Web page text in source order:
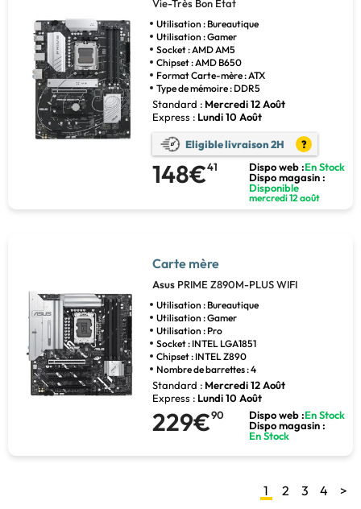
Vie-Très Bon Etat
Utilisation : Bureautique
Utilisation : Gamer
Socket : AMD AM5
Chipset : AMD B650
Format Carte-mère : ATX
Type de mémoire : DDR5
Standard : Mercredi 12 Août
Express : Lundi 10 Août
Eligible livraison 2H ?
148€41 Dispo web :En Stock
Dispo magasin :
Disponible
mercredi 12 août
Carte mère
Asus PRIME Z890M-PLUS WIFI
Utilisation : Bureautique
Utilisation : Gamer
Utilisation : Pro
Socket : INTEL LGA1851
Chipset : INTEL Z890
Nombre de barrettes : 4
Standard : Mercredi 12 Août
Express : Lundi 10 Août
229€90 Dispo web :En Stock
Dispo magasin :
En Stock
1 2 3 4 >